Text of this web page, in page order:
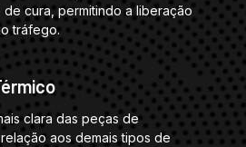
cura, permitindo a liberação
tráfego.
clara das peças de
aos demais tipos de